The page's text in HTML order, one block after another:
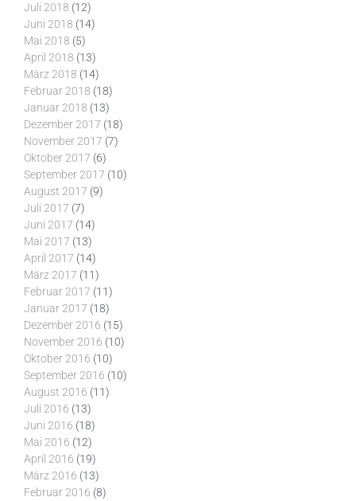
Juli 2018 (12)
Juni 2018 (14)
Mai 2018 (5)
April 2018 (13)
März 2018 (14)
Februar 2018 (18)
Januar 2018 (13)
Dezember 2017 (18)
November 2017 (7)
Oktober 2017 (6)
September 2017 (10)
August 2017 (9)
Juli 2017 (7)
Juni 2017 (14)
Mai 2017 (13)
April 2017 (14)
März 2017 (11)
Februar 2017 (11)
Januar 2017 (18)
Dezember 2016 (15)
November 2016 (10)
Oktober 2016 (10)
September 2016 (10)
August 2016 (11)
Juli 2016 (13)
Juni 2016 (18)
Mai 2016 (12)
April 2016 (19)
März 2016 (13)
Februar 2016 (8)